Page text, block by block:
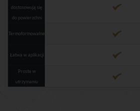
dostosowują się
do powierzchni
Termoformowalne
Łatwa w aplikacji
Proste w
utrzymaniu